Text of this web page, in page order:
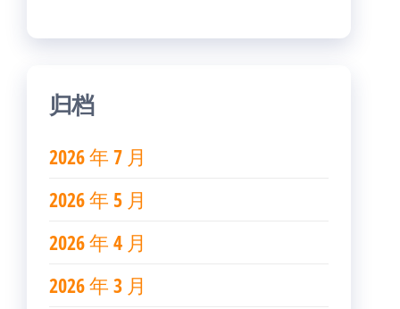
归档
2026 年 7 月
2026 年 5 月
2026 年 4 月
2026 年 3 月